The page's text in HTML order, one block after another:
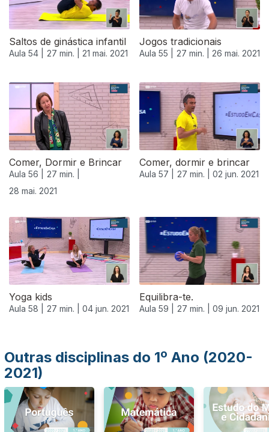
Saltos de ginástica infantil
Aula 54 | 27 min. | 21 mai. 2021
Jogos tradicionais
Aula 55 | 27 min. | 26 mai. 2021
Comer, Dormir e Brincar
Aula 56 |
27 min. |
28 mai. 2021
Comer, dormir e brincar
Aula 57 | 27 min. | 02 jun. 2021
Yoga kids
Aula 58 | 27 min. | 04 jun. 2021
Equilibra-te.
Aula 59 | 27 min. | 09 jun. 2021
550074
Outras disciplinas do 1º Ano (2020-
2021)